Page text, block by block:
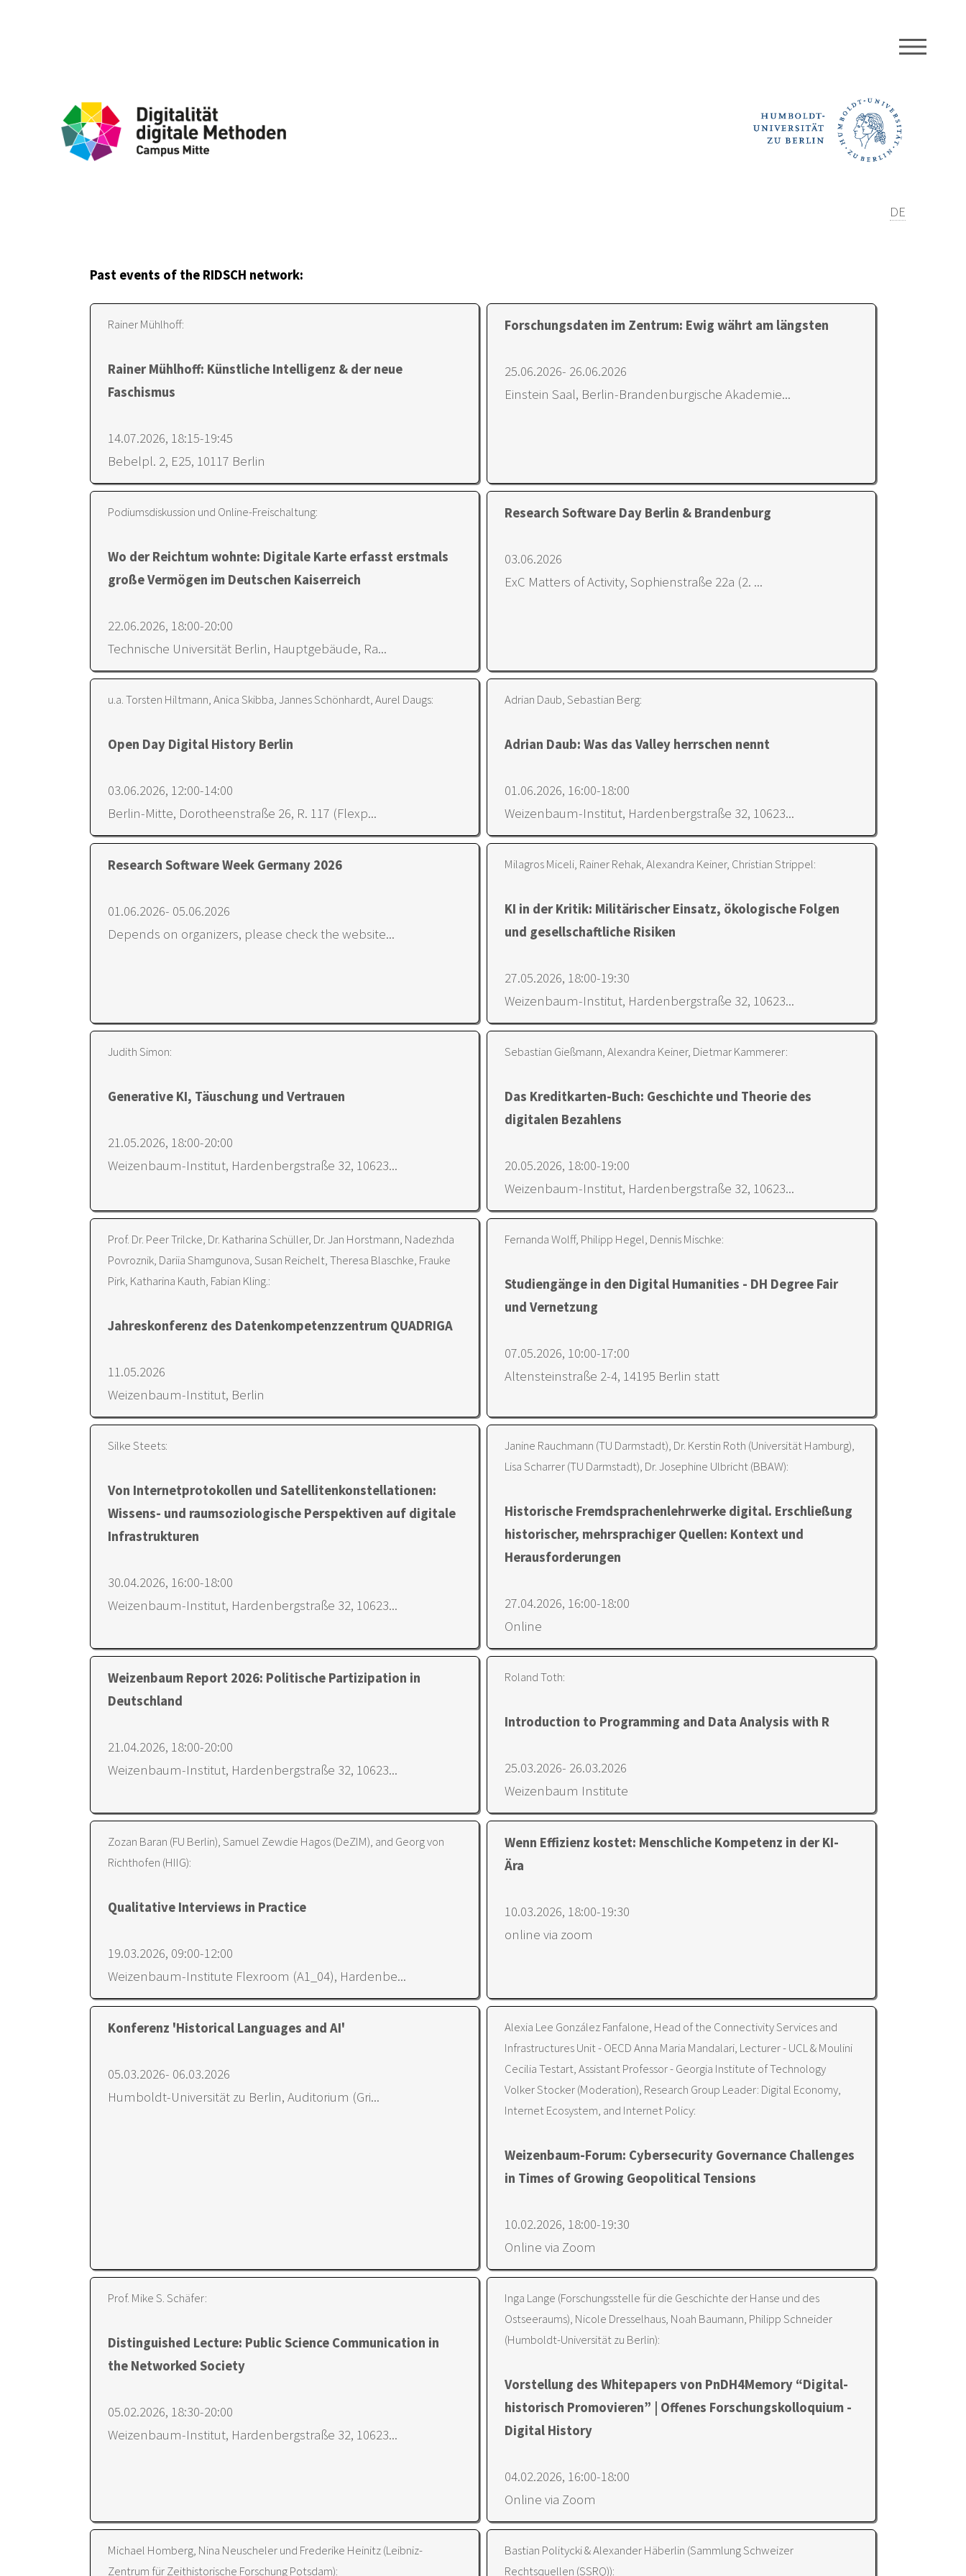
DE
Past events of the RIDSCH network:
Rainer Mühlhoff:
Rainer Mühlhoff: Künstliche Intelligenz & der neue
Faschismus
14.07.2026, 18:15-19:45
Bebelpl. 2, E25, 10117 Berlin
Forschungsdaten im Zentrum: Ewig währt am längsten
25.06.2026- 26.06.2026
Einstein Saal, Berlin-Brandenburgische Akademie...
Podiumsdiskussion und Online-Freischaltung:
Wo der Reichtum wohnte: Digitale Karte erfasst erstmals
große Vermögen im Deutschen Kaiserreich
22.06.2026, 18:00-20:00
Technische Universität Berlin, Hauptgebäude, Ra...
Research Software Day Berlin & Brandenburg
03.06.2026
ExC Matters of Activity, Sophienstraße 22a (2. ...
u.a. Torsten Hiltmann, Anica Skibba, Jannes Schönhardt, Aurel Daugs:
Open Day Digital History Berlin
03.06.2026, 12:00-14:00
Berlin-Mitte, Dorotheenstraße 26, R. 117 (Flexp...
Adrian Daub, Sebastian Berg:
Adrian Daub: Was das Valley herrschen nennt
01.06.2026, 16:00-18:00
Weizenbaum-Institut, Hardenbergstraße 32, 10623...
Research Software Week Germany 2026
01.06.2026- 05.06.2026
Depends on organizers, please check the website...
Milagros Miceli, Rainer Rehak, Alexandra Keiner, Christian Strippel:
KI in der Kritik: Militärischer Einsatz, ökologische Folgen
und gesellschaftliche Risiken
27.05.2026, 18:00-19:30
Weizenbaum-Institut, Hardenbergstraße 32, 10623...
Judith Simon:
Generative KI, Täuschung und Vertrauen
21.05.2026, 18:00-20:00
Weizenbaum-Institut, Hardenbergstraße 32, 10623...
Sebastian Gießmann, Alexandra Keiner, Dietmar Kammerer:
Das Kreditkarten-Buch: Geschichte und Theorie des
digitalen Bezahlens
20.05.2026, 18:00-19:00
Weizenbaum-Institut, Hardenbergstraße 32, 10623...
Prof. Dr. Peer Trilcke, Dr. Katharina Schüller, Dr. Jan Horstmann, Nadezhda
Povroznik, Dariia Shamgunova, Susan Reichelt, Theresa Blaschke, Frauke
Pirk, Katharina Kauth, Fabian Kling.:
Jahreskonferenz des Datenkompetenzzentrum QUADRIGA
11.05.2026
Weizenbaum-Institut, Berlin
Fernanda Wolff, Philipp Hegel, Dennis Mischke:
Studiengänge in den Digital Humanities - DH Degree Fair
und Vernetzung
07.05.2026, 10:00-17:00
Altensteinstraße 2-4, 14195 Berlin statt
Silke Steets:
Von Internetprotokollen und Satellitenkonstellationen:
Wissens- und raumsoziologische Perspektiven auf digitale
Infrastrukturen
30.04.2026, 16:00-18:00
Weizenbaum-Institut, Hardenbergstraße 32, 10623...
Janine Rauchmann (TU Darmstadt), Dr. Kerstin Roth (Universität Hamburg),
Lisa Scharrer (TU Darmstadt), Dr. Josephine Ulbricht (BBAW):
Historische Fremdsprachenlehrwerke digital. Erschließung
historischer, mehrsprachiger Quellen: Kontext und
Herausforderungen
27.04.2026, 16:00-18:00
Online
Weizenbaum Report 2026: Politische Partizipation in
Deutschland
21.04.2026, 18:00-20:00
Weizenbaum-Institut, Hardenbergstraße 32, 10623...
Roland Toth:
Introduction to Programming and Data Analysis with R
25.03.2026- 26.03.2026
Weizenbaum Institute
Zozan Baran (FU Berlin), Samuel Zewdie Hagos (DeZIM), and Georg von
Richthofen (HIIG):
Qualitative Interviews in Practice
19.03.2026, 09:00-12:00
Weizenbaum-Institute Flexroom (A1_04), Hardenbe...
Wenn Effizienz kostet: Menschliche Kompetenz in der KI-
Ära
10.03.2026, 18:00-19:30
online via zoom
Konferenz 'Historical Languages and AI'
05.03.2026- 06.03.2026
Humboldt-Universität zu Berlin, Auditorium (Gri...
Alexia Lee González Fanfalone, Head of the Connectivity Services and
Infrastructures Unit - OECD Anna Maria Mandalari, Lecturer - UCL & Moulini
Cecilia Testart, Assistant Professor - Georgia Institute of Technology
Volker Stocker (Moderation), Research Group Leader: Digital Economy,
Internet Ecosystem, and Internet Policy:
Weizenbaum-Forum: Cybersecurity Governance Challenges
in Times of Growing Geopolitical Tensions
10.02.2026, 18:00-19:30
Online via Zoom
Prof. Mike S. Schäfer:
Distinguished Lecture: Public Science Communication in
the Networked Society
05.02.2026, 18:30-20:00
Weizenbaum-Institut, Hardenbergstraße 32, 10623...
Inga Lange (Forschungsstelle für die Geschichte der Hanse und des
Ostseeraums), Nicole Dresselhaus, Noah Baumann, Philipp Schneider
(Humboldt-Universität zu Berlin):
Vorstellung des Whitepapers von PnDH4Memory “Digital-
historisch Promovieren” | Offenes Forschungskolloquium -
Digital History
04.02.2026, 16:00-18:00
Online via Zoom
Michael Homberg, Nina Neuscheler und Frederike Heinitz (Leibniz-
Zentrum für Zeithistorische Forschung Potsdam):
Bastian Politycki & Alexander Häberlin (Sammlung Schweizer
Rechtsquellen (SSRQ)):